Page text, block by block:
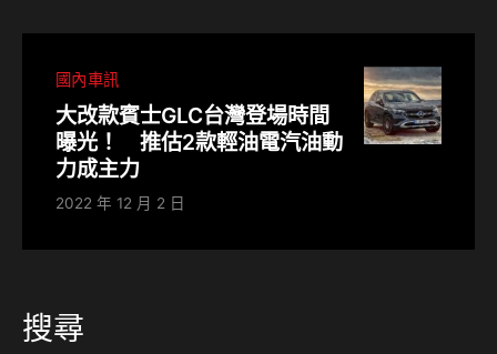
國內車訊
大改款賓士GLC台灣登場時間
曝光！ 推估2款輕油電汽油動
力成主力
2022 年 12 月 2 日
搜尋